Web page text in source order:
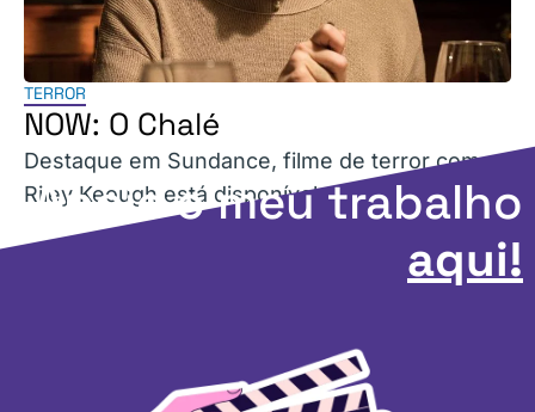
TERROR
NOW: O Chalé
Destaque em Sundance, filme de terror com
Riley Keough está disponível no NOW.
Apoie o meu trabalho
aqui!